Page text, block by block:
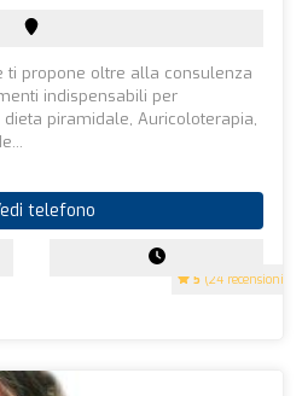
5 (24 recensioni)
ti propone oltre alla consulenza
indispensabili per
piramidale, Auricoloterapia,
telefono